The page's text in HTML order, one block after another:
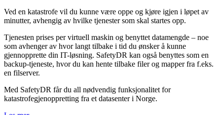
Ved en katastrofe vil du kunne være oppe og kjøre igjen i løpet av
minutter, avhengig av hvilke tjenester som skal startes opp.
Tjenesten prises per virtuell maskin og benyttet datamengde – noe
som avhenger av hvor langt tilbake i tid du ønsker å kunne
gjennopprette din IT-løsning. SafetyDR kan også benyttes som en
backup-tjeneste, hvor du kan hente tilbake filer og mapper fra f.eks.
en filserver.
Med SafetyDR får du all nødvendig funksjonalitet for
katastrofegjenoppretting fra et datasenter i Norge.